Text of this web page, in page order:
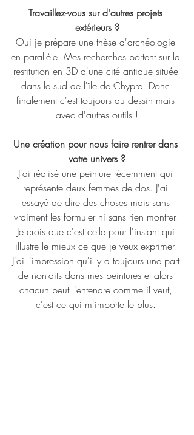
Travaillez-vous sur d'autres projets
extérieurs ?
Oui je prépare une thèse d'archéologie
en parallèle. Mes recherches portent sur la
restitution en 3D d'une cité antique située
dans le sud de l'île de Chypre. Donc
finalement c'est toujours du dessin mais
avec d'autres outils !
Une création pour nous faire rentrer dans
votre univers ?
J'ai réalisé une peinture récemment qui
représente deux femmes de dos. J'ai
essayé de dire des choses mais sans
vraiment les formuler ni sans rien montrer.
Je crois que c'est celle pour l'instant qui
illustre le mieux ce que je veux exprimer.
J'ai l'impression qu'il y a toujours une part
de non-dits dans mes peintures et alors
chacun peut l'entendre comme il veut,
c'est ce qui m'importe le plus.